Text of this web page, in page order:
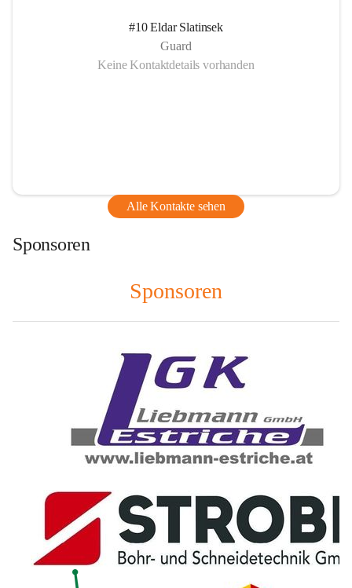
#10 Eldar Slatinsek
Guard
Keine Kontaktdetails vorhanden
Alle Kontakte sehen
Sponsoren
Sponsoren